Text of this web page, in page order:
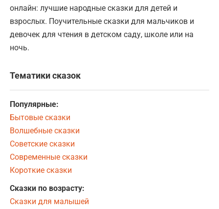
онлайн: лучшие народные сказки для детей и
взрослых. Поучительные сказки для мальчиков и
девочек для чтения в детском саду, школе или на
ночь.
Тематики сказок
Популярные:
Бытовые сказки
Волшебные сказки
Советские сказки
Современные сказки
Короткие сказки
Сказки по возрасту:
Сказки для малышей